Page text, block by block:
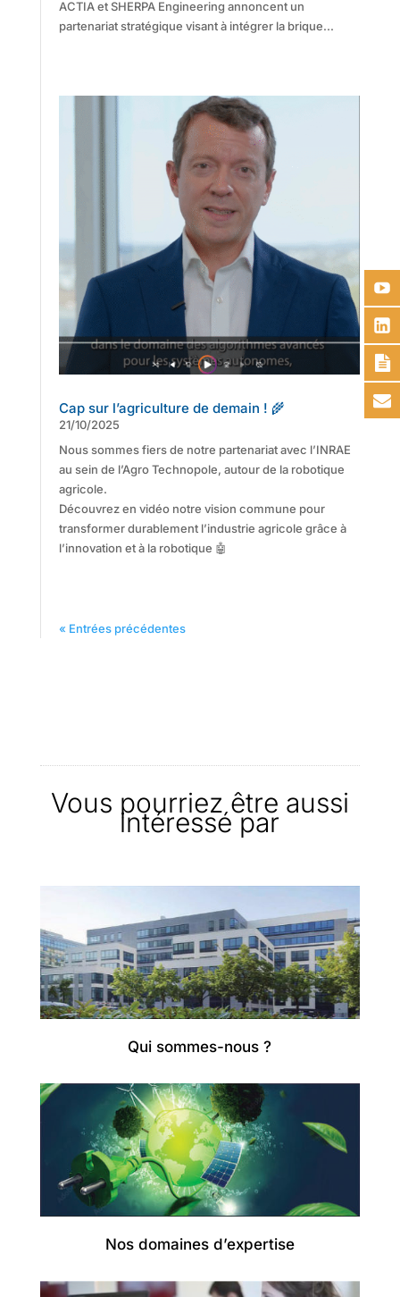
ACTIA et SHERPA Engineering annoncent un
partenariat stratégique visant à intégrer la brique...
Cap sur l’agriculture de demain ! 🌾
21/10/2025
Nous sommes fiers de notre partenariat avec l’INRAE
au sein de l’Agro Technopole, autour de la robotique
agricole.
Découvrez en vidéo notre vision commune pour
transformer durablement l’industrie agricole grâce à
l’innovation et à la robotique 🤖
« Entrées précédentes
Vous pourriez être aussi
intéressé par
Qui sommes-nous ?
Nos domaines d’expertise